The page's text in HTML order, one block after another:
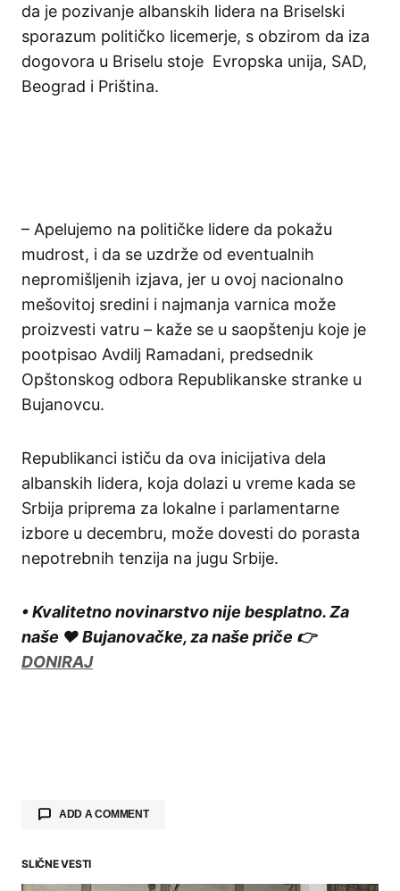
da je pozivanje albanskih lidera na Briselski
sporazum političko licemerje, s obzirom da iza
dogovora u Briselu stoje Evropska unija, SAD,
Beograd i Priština.
– Apelujemo na političke lidere da pokažu
mudrost, i da se uzdrže od eventualnih
nepromišljenih izjava, jer u ovoj nacionalno
mešovitoj sredini i najmanja varnica može
proizvesti vatru – kaže se u saopštenju koje je
pootpisao Avdilj Ramadani, predsednik
Opštonskog odbora Republikanske stranke u
Bujanovcu.
Republikanci ističu da ova inicijativa dela
albanskih lidera, koja dolazi u vreme kada se
Srbija priprema za lokalne i parlamentarne
izbore u decembru, može dovesti do porasta
nepotrebnih tenzija na jugu Srbije.
• Kvalitetno novinarstvo nije besplatno. Za
naše ❤️ Bujanovačke, za naše priče 👉
DONIRAJ
ADD A COMMENT
SLIČNE VESTI